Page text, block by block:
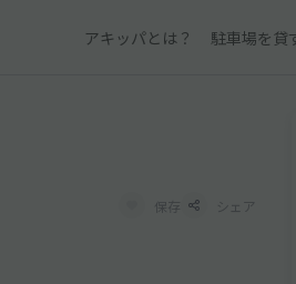
アキッパとは？ 駐車場を貸
保存 シェア